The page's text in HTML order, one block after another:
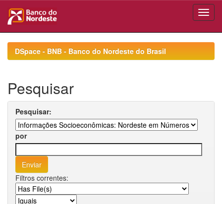
navigationDSpace - BNB - Banco do Nordeste do Brasil
Pesquisar
Pesquisar:
por
Filtros correntes: